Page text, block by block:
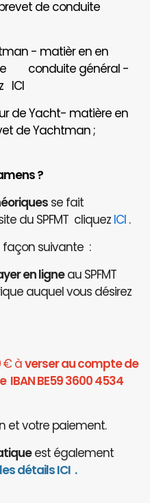
de conduite
- matièr en en
conduite général -
ICI
de Yacht- matière en
de Yachtman ;
?
se fait
du SPFMT cliquez ICI .
façon suivante :
en ligneau SPFMT
auquel vous désirez
€ àverser au compte de
IBAN BE59 3600 4534
et votre paiement.
est également
les détails ICI .